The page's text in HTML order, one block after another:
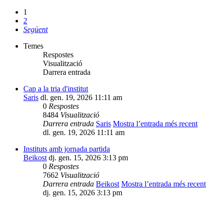
1
2
Següent
Temes
Respostes
Visualització
Darrera entrada
Cap a la tria d'institut
Saris dl. gen. 19, 2026 11:11 am
0 Respostes
8484 Visualització
Darrera entrada Saris Mostra l’entrada més recent
dl. gen. 19, 2026 11:11 am
Instituts amb jornada partida
Beikost dj. gen. 15, 2026 3:13 pm
0 Respostes
7662 Visualització
Darrera entrada Beikost Mostra l’entrada més recent
dj. gen. 15, 2026 3:13 pm